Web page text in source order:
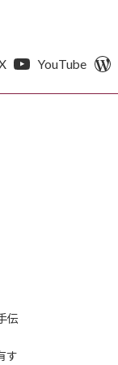
YouTube
伝
す